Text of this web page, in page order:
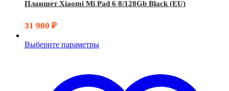
Планшет Xiaomi Mi Pad 6 8/128Gb Black (EU)
31 900 ₽
Выберите параметры